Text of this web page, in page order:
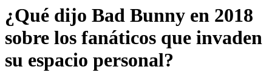
¿Qué dijo Bad Bunny en 2018
sobre los fanáticos que invaden
su espacio personal?